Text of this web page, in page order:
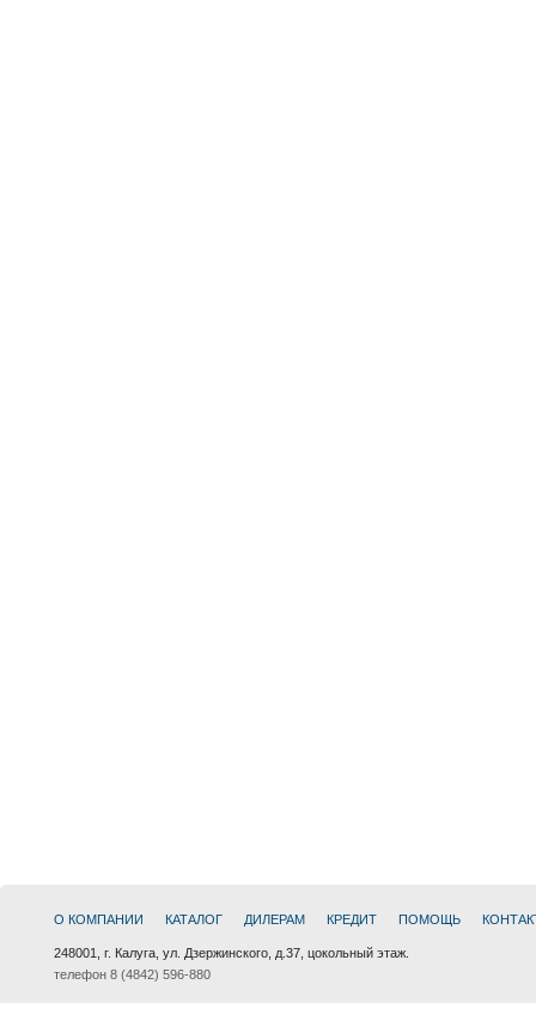
О КОМПАНИИ КАТАЛОГ ДИЛЕРАМ КРЕДИТ ПОМОЩЬ
248001, г. Калуга, ул. Дзержинского, д.37, цокольный этаж.
телефон 8 (4842) 596-880